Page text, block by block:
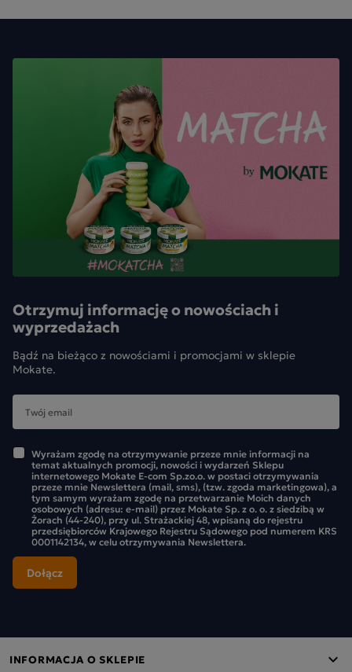
Otrzymuj informację o nowościach i
wyprzedażach
Bądź na bieżąco z nowościami i promocjami w sklepie
Mokate.
Wyrażam zgodę na otrzymywanie przeze mnie informacji na
temat aktualnych promocji, nowości i wydarzeń Sklepu
internetowego Mokate E-com Sp.zo.o. w postaci otrzymywania
przeze mnie Newslettera (mail, sms), (tzw. zgoda marketingowa), a
tym samym wyrażam zgodę na przetwarzanie Moich danych
osobowych (adresu: e-mail) przez Mokate Sp. z o. o. z siedzibą w
Żorach (44-240), przy ul. Strażackiej 48, wpisaną do rejestru
przedsiębiorców Krajowego Rejestru Sądowego pod numerem KRS
0001142134, w celu otrzymywania Newslettera.
INFORMACJA O SKLEPIE